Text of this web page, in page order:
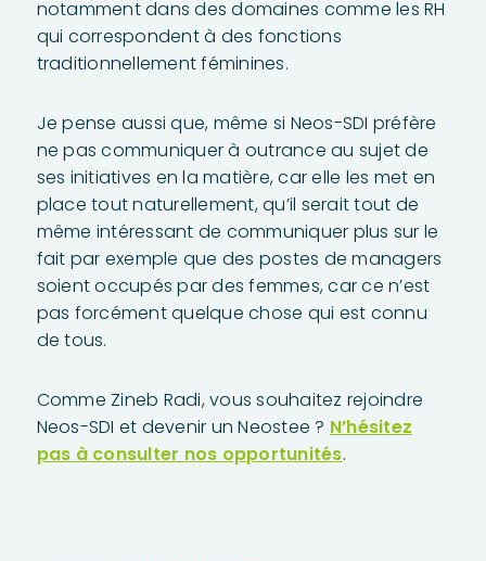
notamment dans des domaines comme les RH
qui correspondent à des fonctions
traditionnellement féminines.
Je pense aussi que, même si Neos-SDI préfère
ne pas communiquer à outrance au sujet de
ses initiatives en la matière, car elle les met en
place tout naturellement, qu’il serait tout de
même intéressant de communiquer plus sur le
fait par exemple que des postes de managers
soient occupés par des femmes, car ce n’est
pas forcément quelque chose qui est connu
de tous.
Comme Zineb Radi, vous souhaitez rejoindre
Neos-SDI et devenir un Neostee ? N’hésitez
pas à consulter nos opportunités.